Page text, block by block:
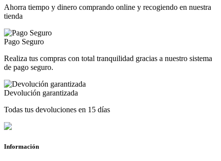
Ahorra tiempo y dinero comprando online y recogiendo en nuestra
tienda
Pago Seguro
Realiza tus compras con total tranquilidad gracias a nuestro sistema
de pago seguro.
Devolución garantizada
Todas tus devoluciones en 15 días
Información